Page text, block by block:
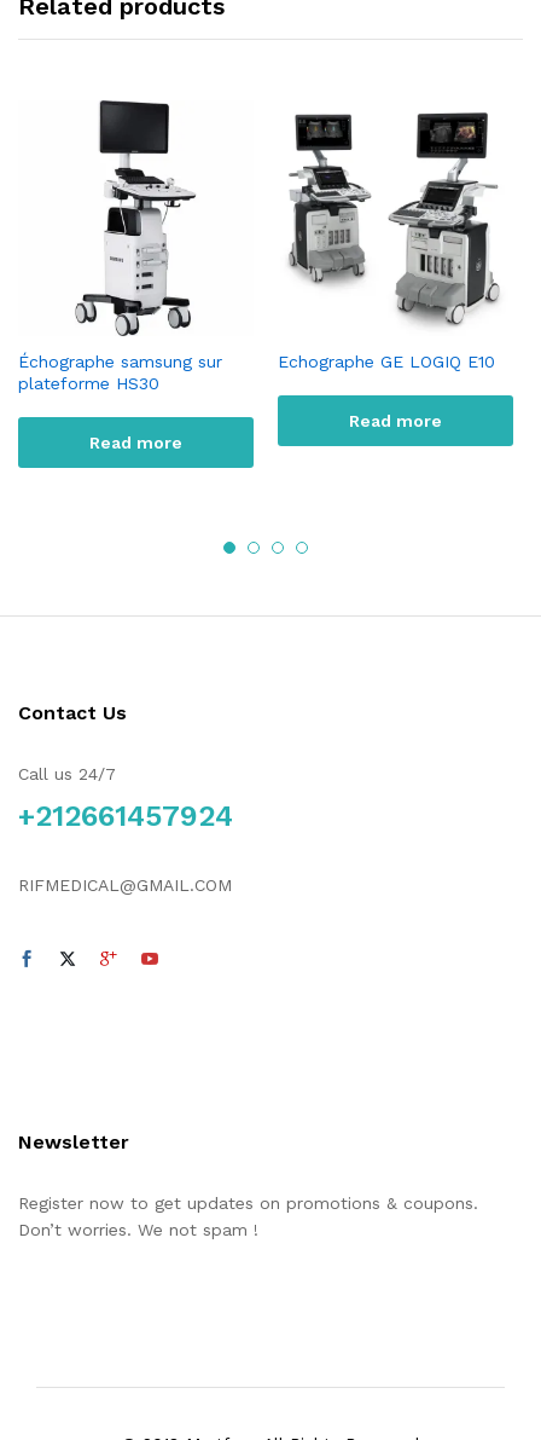
Échographe samsung sur
plateforme HS30
Read more
Echographe GE LOGIQ E10
Read more
Contact Us
Call us 24/7
+212661457924
RIFMEDICAL@GMAIL.COM
Newsletter
Register now to get updates on promotions & coupons.
Don’t worries. We not spam !